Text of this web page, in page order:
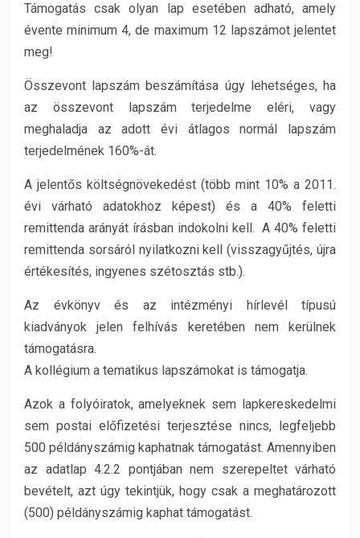
Támogatás csak olyan lap esetében adható, amely
évente minimum 4, de maximum 12 lapszámot jelentet
meg!
Összevont lapszám beszámítása úgy lehetséges, ha
az összevont lapszám terjedelme eléri, vagy
meghaladja az adott évi átlagos normál lapszám
terjedelmének 160%-át.
A jelentős költségnövekedést (több mint 10% a 2011.
évi várható adatokhoz képest) és a 40% feletti
remittenda arányát írásban indokolni kell. A 40% feletti
remittenda sorsáról nyilatkozni kell (visszagyűjtés, újra
értékesítés, ingyenes szétosztás stb.).
Az évkönyv és az intézményi hírlevél típusú
kiadványok jelen felhívás keretében nem kerülnek
támogatásra.
A kollégium a tematikus lapszámokat is támogatja.
Azok a folyóiratok, amelyeknek sem lapkereskedelmi
sem postai előfizetési terjesztése nincs, legfeljebb
500 példányszámig kaphatnak támogatást. Amennyiben
az adatlap 4.2.2 pontjában nem szerepeltet várható
bevételt, azt úgy tekintjük, hogy csak a meghatározott
(500) példányszámig kaphat támogatást.